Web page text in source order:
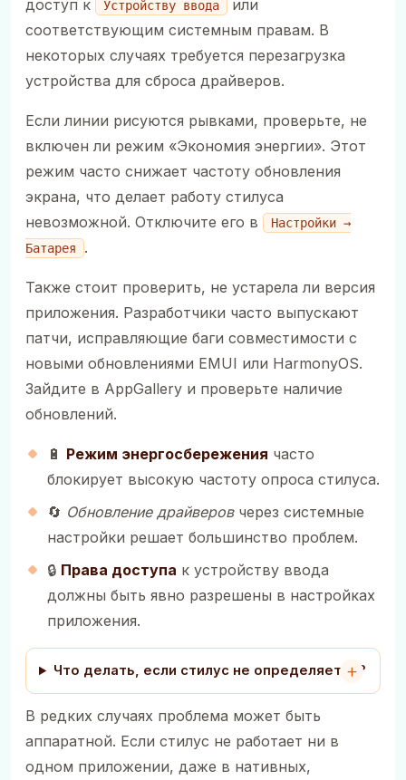
доступ к Устройству ввода
или
соответствующим системным правам. В
некоторых случаях требуется перезагрузка
устройства для сброса драйверов.
Если линии рисуются рывками, проверьте, не
включен ли режим «Экономия энергии». Этот
режим часто снижает частоту обновления
экрана, что делает работу стилуса
невозможной. Отключите его в
Настройки →
Батарея
.
Также стоит проверить, не устарела ли версия
приложения. Разработчики часто выпускают
патчи, исправляющие баги совместимости с
новыми обновлениями EMUI или HarmonyOS.
Зайдите в AppGallery и проверьте наличие
обновлений.
🔋 Режим энергосбережения часто
блокирует высокую частоту опроса стилуса.
🔄 Обновление драйверовчерез системные
настройки решает большинство проблем.
🔒 Права доступа к устройству ввода
должны быть явно разрешены в настройках
приложения.
Что делать, если стилус не определяется?
В редких случаях проблема может быть
аппаратной. Если стилус не работает ни в
одном приложении, даже в нативных,